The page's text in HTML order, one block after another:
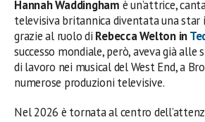
Hannah Waddingham è un’attrice,
televisiva britannica diventata una star
grazie al ruolo di Rebecca Welton in
successo mondiale, però, aveva già alle
di lavoro nei musical del West End, a
numerose produzioni televisive.
Nel 2026 è tornata al centro